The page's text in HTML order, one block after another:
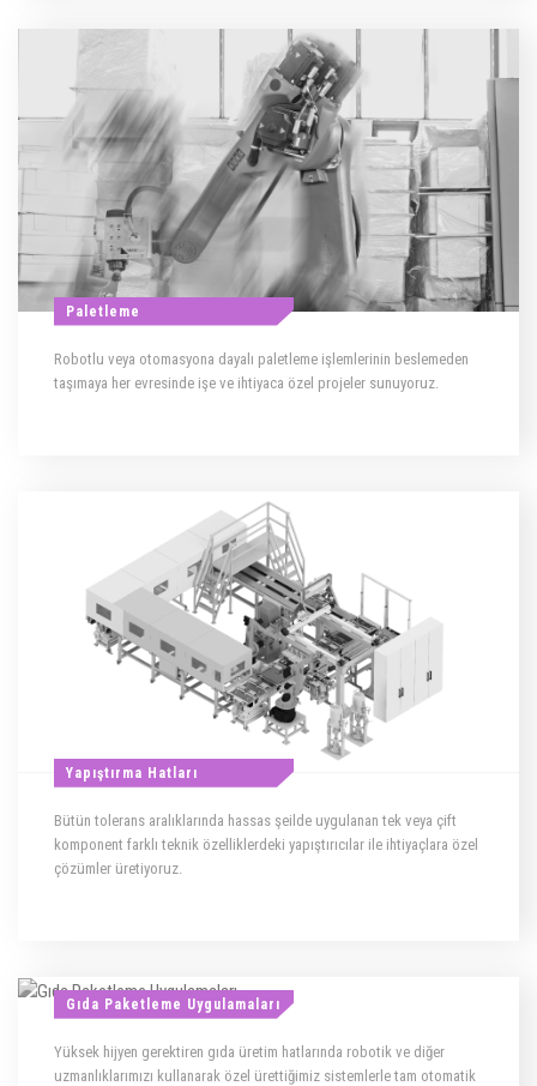
Paletleme
Robotlu veya otomasyona dayalı paletleme işlemlerinin beslemeden
taşımaya her evresinde işe ve ihtiyaca özel projeler sunuyoruz.
Yapıştırma Hatları
Bütün tolerans aralıklarında hassas şeilde uygulanan tek veya çift
komponent farklı teknik özelliklerdeki yapıştırıcılar ile ihtiyaçlara özel
çözümler üretiyoruz.
Gıda Paketleme Uygulamaları
Yüksek hijyen gerektiren gıda üretim hatlarında robotik ve diğer
uzmanlıklarımızı kullanarak özel ürettiğimiz sistemlerle tam otomatik